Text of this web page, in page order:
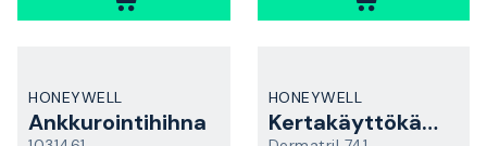
HONEYWELL
Ankkurointihihna
HONEYWELL
Kertakäyttökäsine